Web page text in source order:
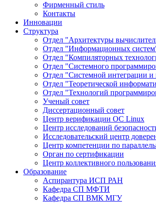
Фирменный стиль
Контакты
Инновации
Структура
Отдел "Архитектуры
Отдел "Информационных
Отдел "Компиляторных
Отдел "Системного
Отдел "Системной интеграции
Отдел "Теоретической
Отдел "Технологий
Ученый совет
Диссертационный совет
Центр верификации ОС Linux
Центр исследований
Исследовательский центр
Центр компетенции по
Орган по сертификации
Центр коллективного
Образование
Аспирантура ИСП РАН
Кафедра СП МФТИ
Кафедра СП ВМК МГУ